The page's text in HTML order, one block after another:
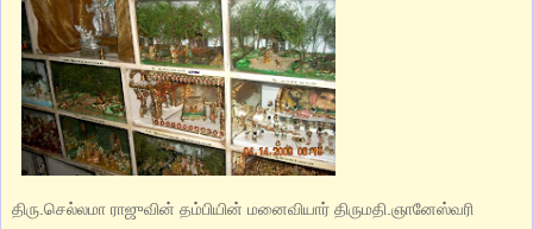
திரு.செல்லமா ராஜுவின் தம்பியின் மனைவியார் திருமதி.ஞானேஸ்வரி